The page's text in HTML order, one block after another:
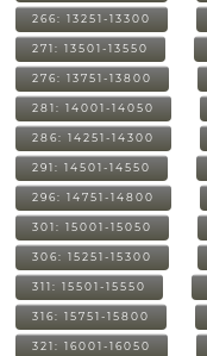
266: 13251-13300
271: 13501-13550
276: 13751-13800
281: 14001-14050
286: 14251-14300
291: 14501-14550
296: 14751-14800
301: 15001-15050
306: 15251-15300
311: 15501-15550
316: 15751-15800
321: 16001-16050